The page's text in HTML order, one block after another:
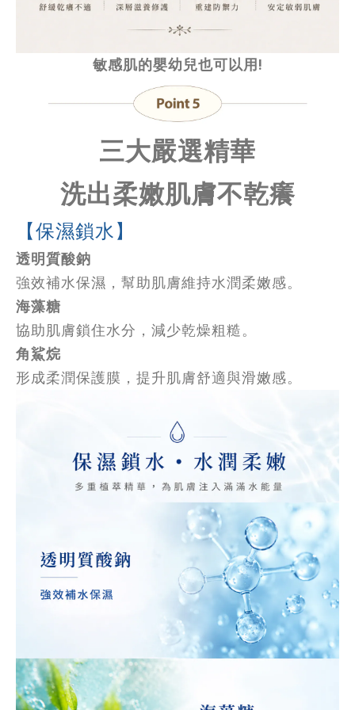
敏感肌的嬰幼兒也可以用!
三大嚴選精華
洗出柔嫩肌膚不乾癢
【保濕鎖水】
透明質酸鈉
強效補水保濕，幫助肌膚維持水潤柔嫩感。
海藻糖
協助肌膚鎖住水分，減少乾燥粗糙。
角鯊烷
形成柔潤保護膜，提升肌膚舒適與滑嫩感。